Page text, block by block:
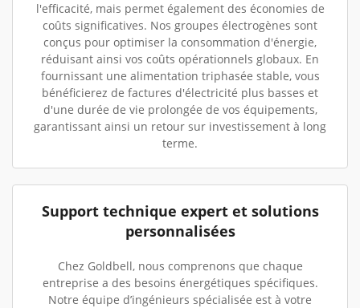
l'efficacité, mais permet également des économies de
coûts significatives. Nos groupes électrogènes sont
conçus pour optimiser la consommation d'énergie,
réduisant ainsi vos coûts opérationnels globaux. En
fournissant une alimentation triphasée stable, vous
bénéficierez de factures d'électricité plus basses et
d'une durée de vie prolongée de vos équipements,
garantissant ainsi un retour sur investissement à long
terme.
Support technique expert et solutions
personnalisées
Chez Goldbell, nous comprenons que chaque
entreprise a des besoins énergétiques spécifiques.
Notre équipe d’ingénieurs spécialisée est à votre